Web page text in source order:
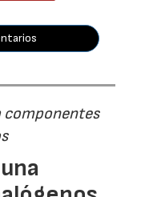
componentes